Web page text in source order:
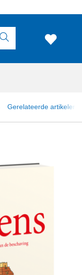
Gerelateerde artikelen